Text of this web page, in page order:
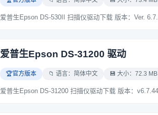
爱普生Epson DS-31200 驱动
🏆官方版本 📁 语言：简体中文 💾 大小：72.3 MB